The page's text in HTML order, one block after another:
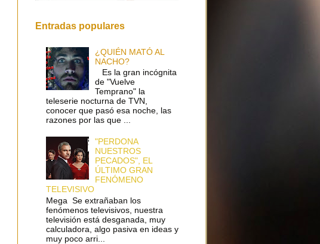
Entradas populares
¿QUIÉN MATÓ AL
NACHO?
Es la gran incógnita
de "Vuelve
Temprano" la
teleserie nocturna de TVN,
conocer que pasó esa noche, las
razones por las que ...
"PERDONA
NUESTROS
PECADOS", EL
ÚLTIMO GRAN
FENÓMENO
TELEVISIVO
Mega Se extrañaban los
fenómenos televisivos, nuestra
televisión está desganada, muy
calculadora, algo pasiva en ideas y
muy poco arri...